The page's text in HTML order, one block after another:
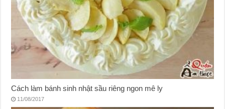
Cách làm bánh sinh nhật sầu riêng ngon mê ly
11/08/2017